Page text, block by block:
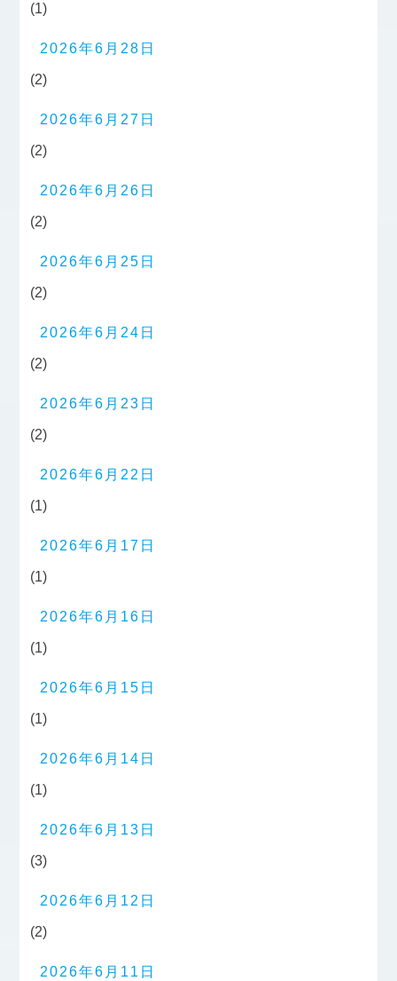
(1)
2026年6月28日
(2)
2026年6月27日
(2)
2026年6月26日
(2)
2026年6月25日
(2)
2026年6月24日
(2)
2026年6月23日
(2)
2026年6月22日
(1)
2026年6月17日
(1)
2026年6月16日
(1)
2026年6月15日
(1)
2026年6月14日
(1)
2026年6月13日
(3)
2026年6月12日
(2)
2026年6月11日